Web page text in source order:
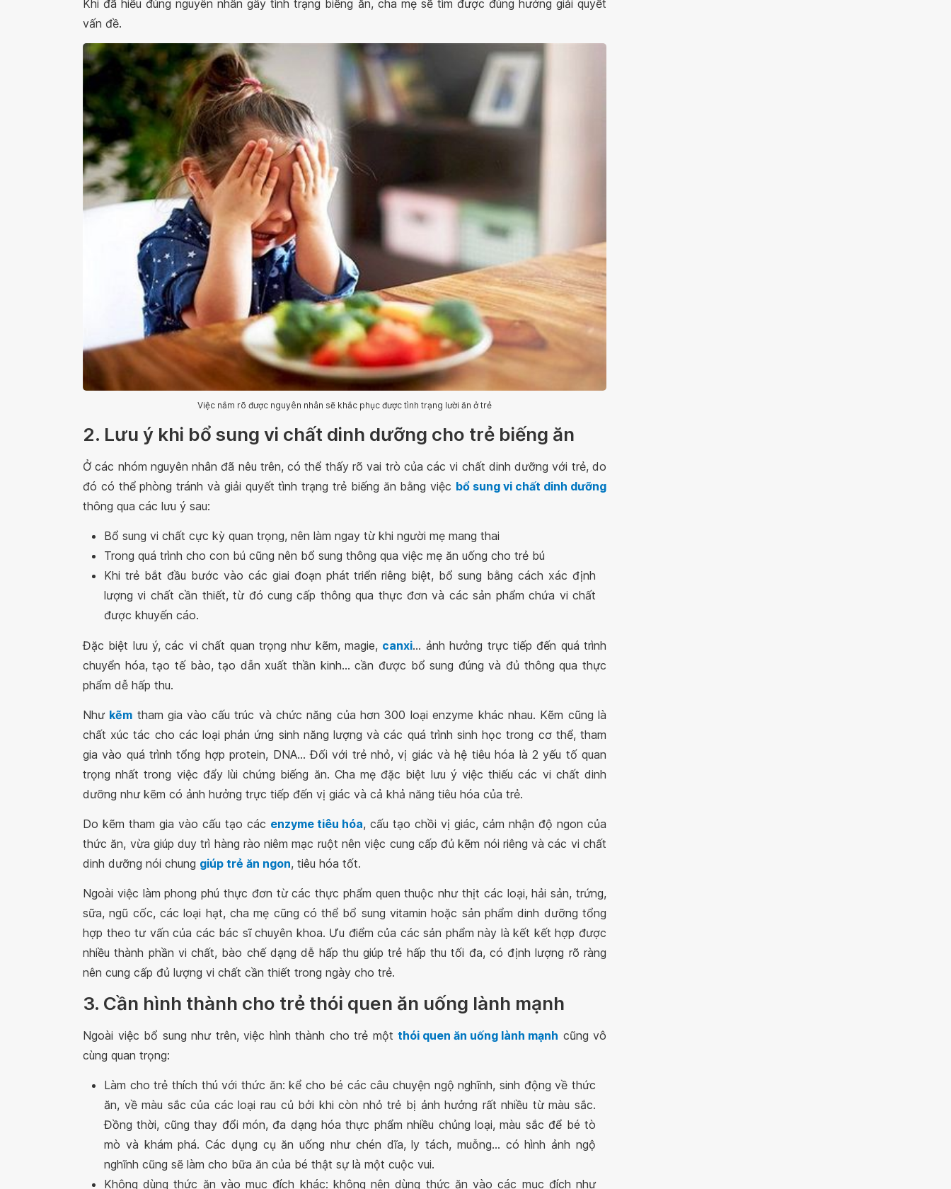
Khi đã hiểu đúng nguyên nhân gây tình trạng biếng ăn, cha mẹ sẽ tìm được đúng hướng giải quyết
vấn đề.
Việc nắm rõ được nguyên nhân sẽ khắc phục được tình trạng lười ăn ở trẻ
2. Lưu ý khi bổ sung vi chất dinh dưỡng cho trẻ biếng ăn
Ở các nhóm nguyên nhân đã nêu trên, có thể thấy rõ vai trò của các vi chất dinh dưỡng với trẻ, do
đó có thể phòng tránh và giải quyết tình trạng trẻ biếng ăn bằng việc bổ sung vi chất dinh dưỡng
thông qua các lưu ý sau:
Bổ sung vi chất cực kỳ quan trọng, nên làm ngay từ khi người mẹ mang thai
Trong quá trình cho con bú cũng nên bổ sung thông qua việc mẹ ăn uống cho trẻ bú
Khi trẻ bắt đầu bước vào các giai đoạn phát triển riêng biệt, bổ sung bằng cách xác định
lượng vi chất cần thiết, từ đó cung cấp thông qua thực đơn và các sản phẩm chứa vi chất
được khuyến cáo.
Đặc biệt lưu ý, các vi chất quan trọng như kẽm, magie, canxi... ảnh hưởng trực tiếp đến quá trình
chuyển hóa, tạo tế bào, tạo dẫn xuất thần kinh... cần được bổ sung đúng và đủ thông qua thực
phẩm dễ hấp thu.
Như kẽm tham gia vào cấu trúc và chức năng của hơn 300 loại enzyme khác nhau. Kẽm cũng là
chất xúc tác cho các loại phản ứng sinh năng lượng và các quá trình sinh học trong cơ thể, tham
gia vào quá trình tổng hợp protein, DNA... Đối với trẻ nhỏ, vị giác và hệ tiêu hóa là 2 yếu tố quan
trọng nhất trong việc đẩy lùi chứng biếng ăn. Cha mẹ đặc biệt lưu ý việc thiếu các vi chất dinh
dưỡng như kẽm có ảnh hưởng trực tiếp đến vị giác và cả khả năng tiêu hóa của trẻ.
Do kẽm tham gia vào cấu tạo các enzyme tiêu hóa, cấu tạo chồi vị giác, cảm nhận độ ngon của
thức ăn, vừa giúp duy trì hàng rào niêm mạc ruột nên việc cung cấp đủ kẽm nói riêng và các vi chất
dinh dưỡng nói chung giúp trẻ ăn ngon, tiêu hóa tốt.
Ngoài việc làm phong phú thực đơn từ các thực phẩm quen thuộc như thịt các loại, hải sản, trứng,
sữa, ngũ cốc, các loại hạt, cha mẹ cũng có thể bổ sung vitamin hoặc sản phẩm dinh dưỡng tổng
hợp theo tư vấn của các bác sĩ chuyên khoa. Ưu điểm của các sản phẩm này là kết kết hợp được
nhiều thành phần vi chất, bào chế dạng dễ hấp thu giúp trẻ hấp thu tối đa, có định lượng rõ ràng
nên cung cấp đủ lượng vi chất cần thiết trong ngày cho trẻ.
3. Cần hình thành cho trẻ thói quen ăn uống lành mạnh
Ngoài việc bổ sung như trên, việc hình thành cho trẻ một thói quen ăn uống lành mạnh cũng vô
cùng quan trọng:
Làm cho trẻ thích thú với thức ăn: kể cho bé các câu chuyện ngộ nghĩnh, sinh động về thức
ăn, về màu sắc của các loại rau củ bởi khi còn nhỏ trẻ bị ảnh hưởng rất nhiều từ màu sắc.
Đồng thời, cũng thay đổi món, đa dạng hóa thực phẩm nhiều chủng loại, màu sắc để bé tò
mò và khám phá. Các dụng cụ ăn uống như chén dĩa, ly tách, muỗng... có hình ảnh ngộ
nghĩnh cũng sẽ làm cho bữa ăn của bé thật sự là một cuộc vui.
Không dùng thức ăn vào mục đích khác: không nên dùng thức ăn vào các mục đích như